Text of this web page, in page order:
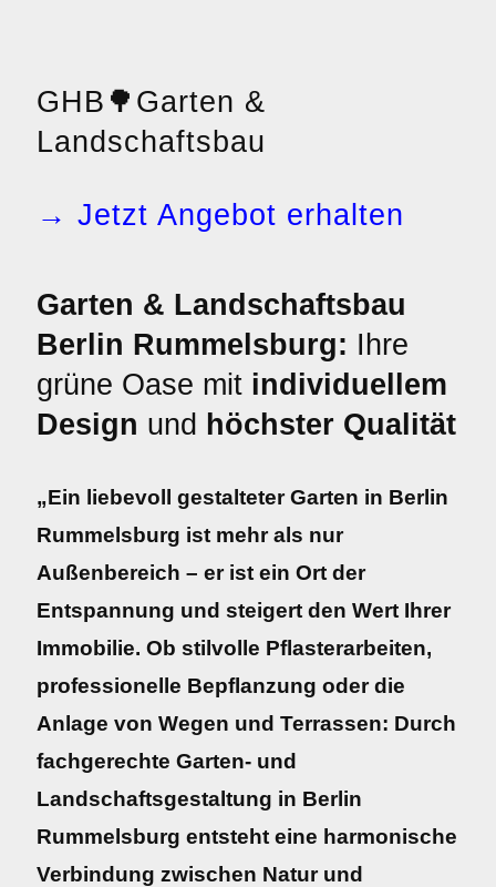
GHB 🌳 Garten &
Landschaftsbau
→ Jetzt Angebot erhalten
Garten & Landschaftsbau
Berlin Rummelsburg: Ihre
grüne Oase mit individuellem
Design und höchster Qualität
„Ein liebevoll gestalteter Garten in Berlin
Rummelsburg ist mehr als nur
Außenbereich – er ist ein Ort der
Entspannung und steigert den Wert Ihrer
Immobilie. Ob stilvolle Pflasterarbeiten,
professionelle Bepflanzung oder die
Anlage von Wegen und Terrassen: Durch
fachgerechte Garten- und
Landschaftsgestaltung in Berlin
Rummelsburg entsteht eine harmonische
Verbindung zwischen Natur und